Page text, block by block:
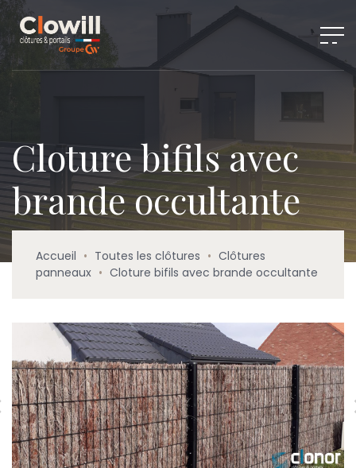
Cloture bifils avec
brande occultante
Accueil • Toutes les clôtures • Clôtures
panneaux • Cloture bifils avec brande occultante